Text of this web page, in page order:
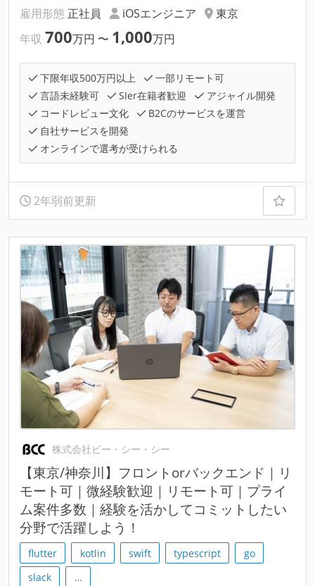
雇用形態 正社員 iOSエンジニア
東京
年収 700万円 〜 1,000万円
下限年収500万円以上
一部リモート可
言語未経験可
SIer在籍者歓迎
アジャイル開発
コードレビュー文化
B2Cのサービスを運営
自社サービスを開発
オンラインで選考が受けられる
2年弱前更新
株式会社ビー・シー・シー
【東京/神奈川】フロントorバックエンド｜リ
モート可｜微経験歓迎｜リモート可｜プライ
ム案件多数｜経験を活かしてコミットしたい
分野で活躍しよう！
flutter kotlin swift typescript
go
slack
…